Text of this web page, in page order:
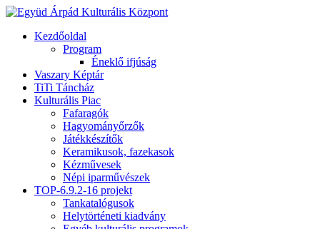
Kezdőoldal
Program
Éneklő ifjúság
Vaszary Képtár
TiTi Táncház
Kulturális Piac
Fafaragók
Hagyományőrzők
Játékkészítők
Keramikusok, fazekasok
Kézművesek
Népi iparművészek
TOP-6.9.2-16 projekt
Tankatalógusok
Helytörténeti kiadvány